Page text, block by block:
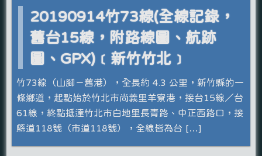
20190914竹73線(全線記錄，
舊台15線，附路線圖、航跡
圖、GPX)﹝新竹竹北﹞
竹73線（山腳－舊港），全長約 4.3 公里，新竹縣的一
條鄉道，起點始於竹北市尚義里羊寮港，接台15線／台
61線，終點抵達竹北市白地里長青路、中正西路口，接
縣道118號（市道118號），全線皆為台 […]